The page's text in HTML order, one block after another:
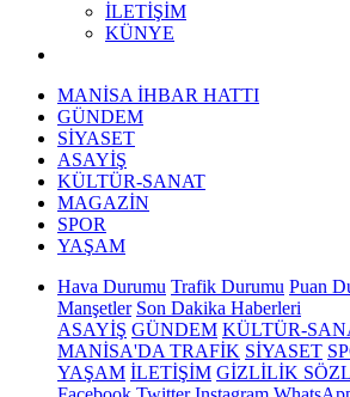
İLETİŞİM
KÜNYE
MANİSA İHBAR HATTI
GÜNDEM
SİYASET
ASAYİŞ
KÜLTÜR-SANAT
MAGAZİN
SPOR
YAŞAM
Hava Durumu Trafik Durumu Puan
Manşetler Son Dakika Haberleri
ASAYİŞ GÜNDEM KÜLTÜR-
MANİSA'DA TRAFİK SİYASET
YAŞAM İLETİŞİM GİZLİLİK